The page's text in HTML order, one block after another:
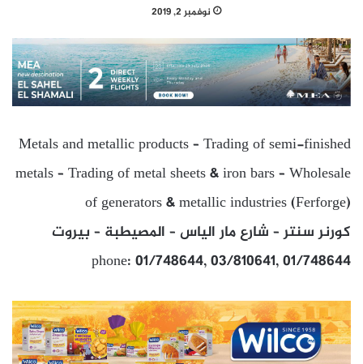
نوفمبر 2, 2019
Metals and metallic products – Trading of semi-finished
metals – Trading of metal sheets & iron bars – Wholesale
of generators & metallic industries (Ferforge)
كورنر سنتر – شارع مار الياس – المصيطبة – بيروت
phone: 01/748644, 03/810641, 01/748644